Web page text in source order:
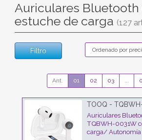
Auriculares Bluetooth
estuche de carga (127
Filtro
Ant. 01 02 03 ...
TOOQ -
Auriculares
TQBWH-0031W
carga/